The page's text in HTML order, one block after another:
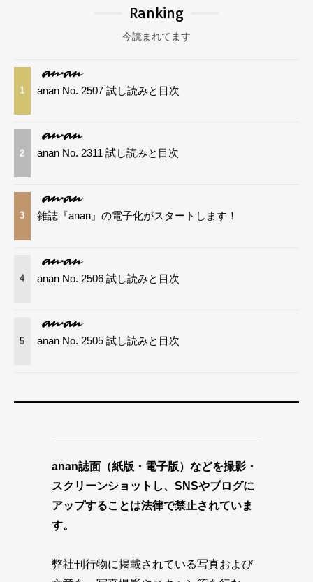
Ranking
今読まれてます
1 anan No. 2507 試し読みと目次
2 anan No. 2311 試し読みと目次
3 雑誌『anan』の電子化がスタートします！
4 anan No. 2506 試し読みと目次
5 anan No. 2505 試し読みと目次
anan誌面（紙版・電子版）などを撮影・
スクリーンショットし、SNSやブログに
アップすることは法律で禁止されていま
す。
弊社刊行物に掲載されている写真および